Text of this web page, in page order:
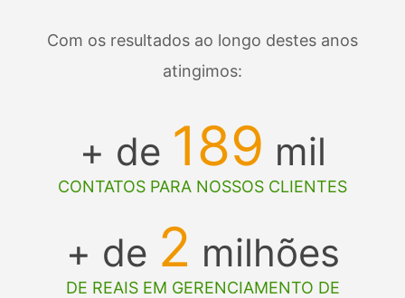
Com os resultados ao longo destes anos
atingimos:
+ de 189 mil
CONTATOS PARA NOSSOS CLIENTES
+ de 2 milhões
DE REAIS EM GERENCIAMENTO DE